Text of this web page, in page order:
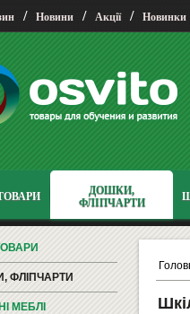
/ Новини / Акції / Новинки
ДОШКИ,
ФЛІПЧАРТИ
ФЛІПЧАРТИ
МЕБЛІ